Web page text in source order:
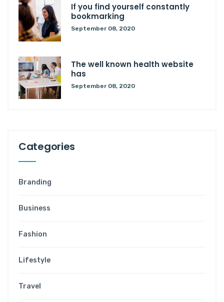
If you find yourself constantly
bookmarking
September 08, 2020
The well known health website
has
September 08, 2020
Categories
Branding
Business
Fashion
Lifestyle
Travel